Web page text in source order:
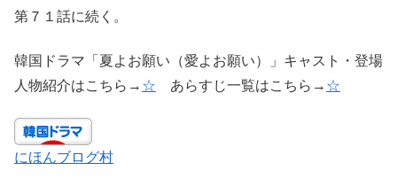
第７１話に続く。
韓国ドラマ「夏よお願い（愛よお願い）」キャスト・登場
人物紹介はこちら→ ☆ あらすじ一覧はこちら→ ☆
にほんブログ村